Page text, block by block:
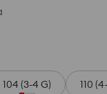
104 (3-4 G) 110